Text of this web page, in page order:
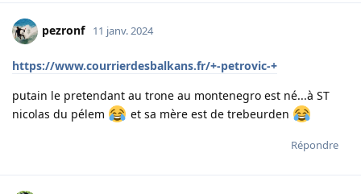
pezronf 11 janv. 2024
https://www.courrierdesbalkans.fr/+-petrovic-+
putain le pretendant au trone au montenegro est né...à ST
nicolas du pélem
et sa mère est de trebeurden
Répondre